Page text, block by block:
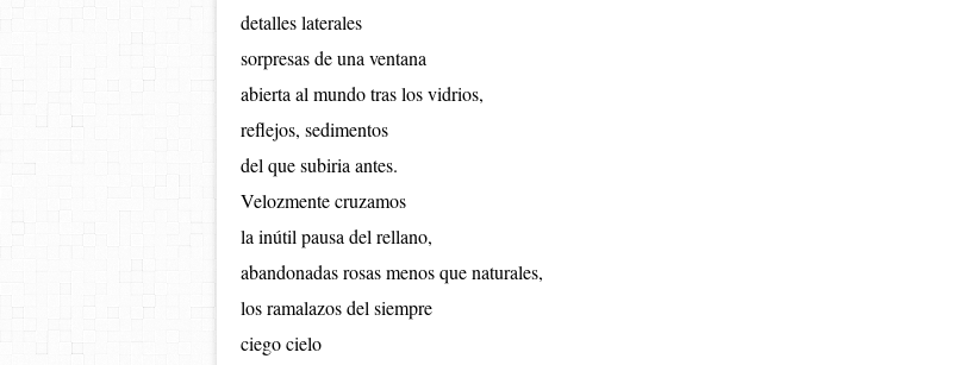
detalles laterales
sorpresas de una ventana
abierta al mundo tras los vidrios,
reflejos, sedimentos
del que subiria antes.
Velozmente cruzamos
la inútil pausa del rellano,
abandonadas rosas menos que naturales,
los ramalazos del siempre
ciego cielo